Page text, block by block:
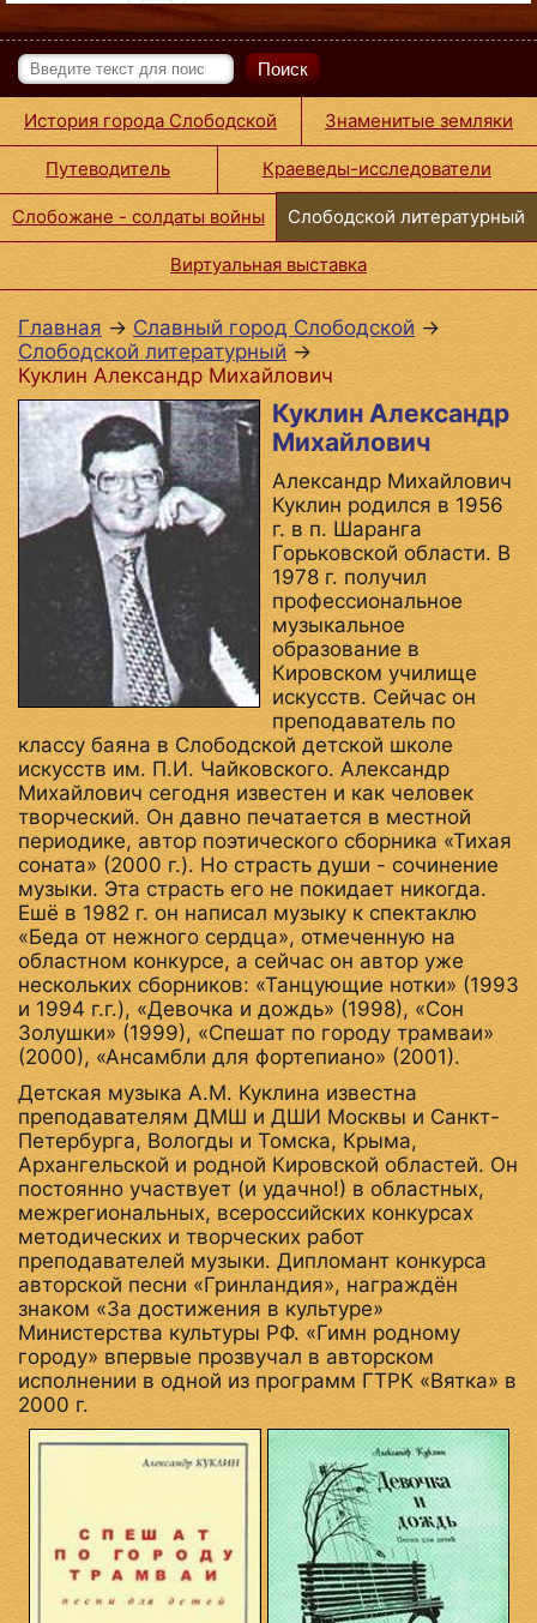
Поиск
История города Слободской Знаменитые земляки
Путеводитель Краеведы-исследователи
Слобожане­ - солдаты войны Слободской литературный
Виртуальная выставка
Главная → Славный город Слободской →
Слободской литературный →
Куклин Александр Михайлович
Куклин Александр
Михайлович
Александр Михайлович
Куклин родился в 1956
г. в п. Шаранга
Горьковской области. В
1978 г. получил
профессиональное
музыкальное
образование в
Кировском училище
искусств. Сейчас он
преподаватель по
классу баяна в Слободской детской школе
искусств им. П.И. Чайковского. Александр
Михайлович сегодня известен и как человек
творческий. Он давно печатается в местной
периодике, автор поэтического сборника «Тихая
соната» (2000 г.). Но страсть души - сочинение
музыки. Эта страсть его не покидает никогда.
Ешё в 1982 г. он написал музыку к спектаклю
«Беда от нежного сердца», отмеченную на
областном конкурсе, а сейчас он автор уже
нескольких сборников: «Танцующие нотки» (1993
и 1994 г.г.), «Девочка и дождь» (1998), «Сон
Золушки» (1999), «Спешат по городу трамваи»
(2000), «Ансамбли для фортепиано» (2001).
Детская музыка A.M. Куклина известна
преподавателям ДМШ и ДШИ Москвы и Санкт-
Петербурга, Вологды и Томска, Крыма,
Архангельской и родной Кировской областей. Он
постоянно участвует (и удачно!) в областных,
межрегиональных, всероссийских конкурсах
методических и творческих работ
преподавателей музыки. Дипломант конкурса
авторской песни «Гринландия», награждён
знаком «За достижения в культуре»
Министерства культуры РФ. «Гимн родному
городу» впервые прозвучал в авторском
исполнении в одной из программ ГТРК «Вятка» в
2000 г.